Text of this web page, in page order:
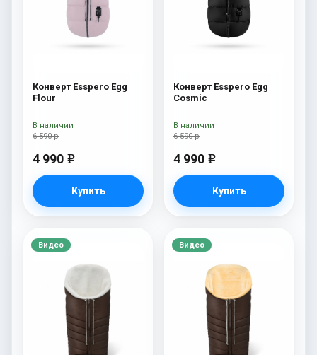
Конверт Esspero Egg
Flour
6 590 р
4 990 e
Купить
В наличии
Конверт Esspero Egg
Cosmic
6 590 р
4 990 e
Купить
В наличии
Видео Видео